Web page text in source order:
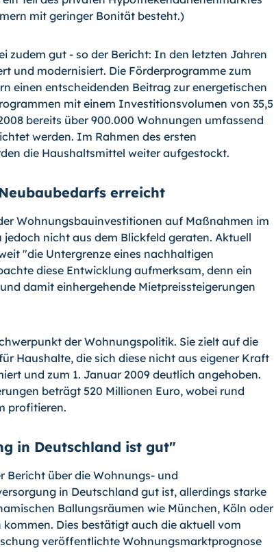
mit geringer Bonität besteht.)
zudem gut - so der Bericht: In den letzten Jahren
und modernisiert. Die Förderprogramme zum
einen entscheidenden Beitrag zur energetischen
mit einem Investitionsvolumen von 35,5
bereits über 900.000 Wohnungen umfassend
werden. Im Rahmen des ersten
die Haushaltsmittel weiter aufgestockt.
erreicht
Wohnungsbauinvestitionen auf Maßnahmen im
nicht aus dem Blickfeld geraten. Aktuell
"die Untergrenze eines nachhaltigen
diese Entwicklung aufmerksam, denn ein
damit einhergehende Mietpreissteigerungen
der Wohnungspolitik. Sie zielt auf die
Haushalte, die sich diese nicht aus eigener Kraft
und zum 1. Januar 2009 deutlich angehoben.
beträgt 520 Millionen Euro, wobei rund
profitieren.
in Deutschland ist gut"
Bericht über die Wohnungs- und
in Deutschland gut ist, allerdings starke
Ballungsräumen wie München, Köln oder
Dies bestätigt auch die aktuell vom
veröffentlichte Wohnungsmarktprognose